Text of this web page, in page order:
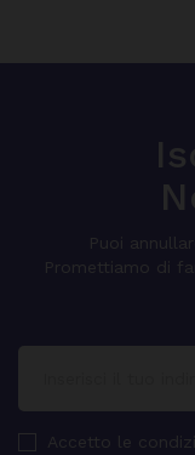
Puoi
Promettiamo di
Accetto le